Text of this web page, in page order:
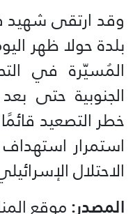
وقد ارتقى شهيد
بلدة حولا ظهر
المُسيّرة في
الجنوبية حتى
خطر التصعيد
استمرار
الاحتلال
المصدر:موقع